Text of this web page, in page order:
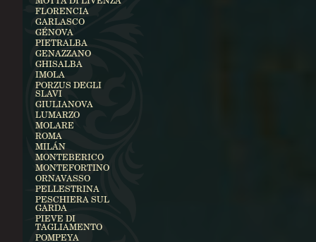
FLORENCIA
GARLASCO
GÉNOVA
PIETRALBA
GENAZZANO
GHISALBA
IMOLA
PORZUS DEGLI
SLAVI
GIULIANOVA
LUMARZO
MOLARE
ROMA
MILÁN
MONTEBERICO
MONTEFORTINO
ORNAVASSO
PELLESTRINA
PESCHIERA SUL
GARDA
PIEVE DI
TAGLIAMENTO
POMPEYA